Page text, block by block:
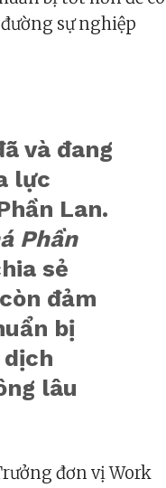
sự nghiệp
và đang
lực
Lan.
Phần
sẻ
đảm
bị
lâu
đơn vị Work